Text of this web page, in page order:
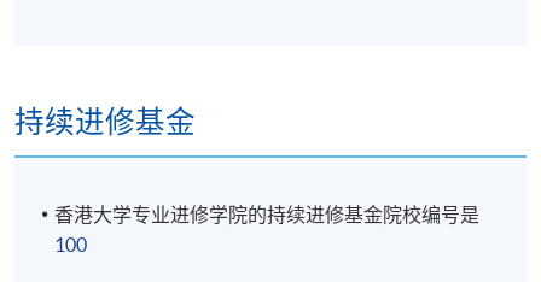
持续进修基金
香港大学专业进修学院的持续进修基金院校编号是
100